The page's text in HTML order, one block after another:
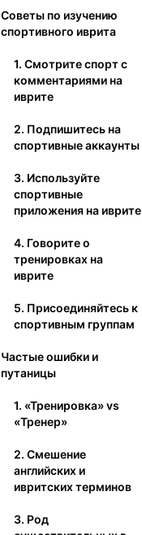
Советы по изучению
спортивного иврита
1. Смотрите спорт с
комментариями на
иврите
2. Подпишитесь на
спортивные аккаунты
3. Используйте
спортивные
приложения на иврите
4. Говорите о
тренировках на
иврите
5. Присоединяйтесь к
спортивным группам
Частые ошибки и
путаницы
1. «Тренировка» vs
«Тренер»
2. Смешение
английских и
ивритских терминов
3. Род